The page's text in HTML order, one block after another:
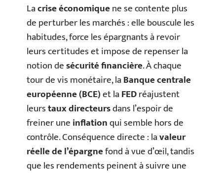
Lacrise économiquene se contente plus
de perturber les marchés : elle bouscule les
habitudes, force les épargnants à revoir
leurs certitudes et impose de repenser la
notion desécurité financière. À chaque
tour de vis monétaire, laBanque centrale
européenne (BCE)et laFEDréajustent
leurstaux directeursdans l’espoir de
freiner uneinflationqui semble hors de
contrôle. Conséquence directe : lavaleur
réelle de l’épargnefond à vue d’œil, tandis
que les rendements peinent à suivre une